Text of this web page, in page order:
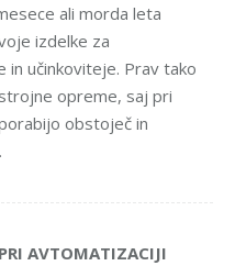
ali morda leta
izdelke za
učinkoviteje. Prav tako
opreme, saj pri
obstoječ in
AVTOMATIZACIJI